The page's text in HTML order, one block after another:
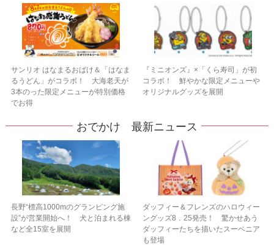
サンリオ はなまるおばけ＆「はなま
るうどん」がコラボ！ 大海老天が
3本のった限定メニューが特別価格
でお得
『ミニオンズ』×「くら寿司」が初
コラボ！ 鮮やかな限定メニューや
オリジナルグッズを展開
おでかけ 最新ニュース
長野“標高1000mのグランピング施
設”が営業開始へ！ 犬と泊まれる棟
など全15室を展開
ダッフィー＆フレンズのハロウィー
ングッズ8．25発売！ 驚かせあう
ダッフィーたちを描いたスーベニア
も登場